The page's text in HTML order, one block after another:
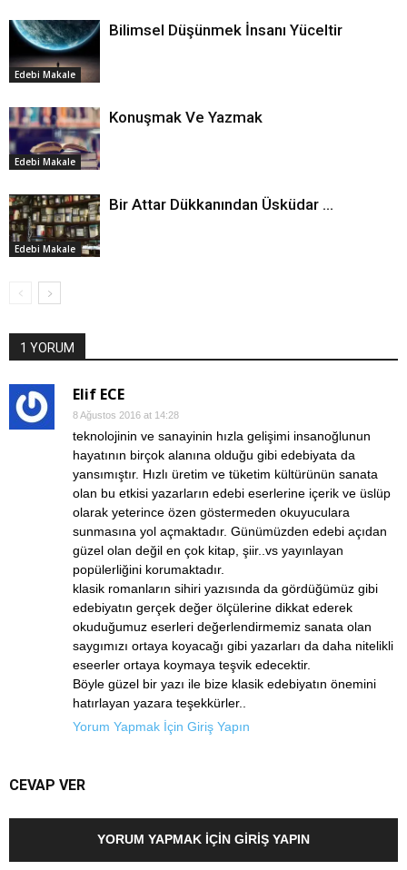
Edebi Makale
Bilimsel Düşünmek İnsanı Yüceltir
Edebi Makale
Konuşmak Ve Yazmak
Edebi Makale
Bir Attar Dükkanından Üsküdar ...
1 YORUM
Elif ECE
8 Ağustos 2016 at 14:28
teknolojinin ve sanayinin hızla gelişimi insanoğlunun
hayatının birçok alanına olduğu gibi edebiyata da
yansımıştır. Hızlı üretim ve tüketim kültürünün sanata
olan bu etkisi yazarların edebi eserlerine içerik ve üslüp
olarak yeterince özen göstermeden okuyuculara
sunmasına yol açmaktadır. Günümüzden edebi açıdan
güzel olan değil en çok kitap, şiir..vs yayınlayan
popülerliğini korumaktadır.
klasik romanların sihiri yazısında da gördüğümüz gibi
edebiyatın gerçek değer ölçülerine dikkat ederek
okuduğumuz eserleri değerlendirmemiz sanata olan
saygımızı ortaya koyacağı gibi yazarları da daha nitelikli
eseerler ortaya koymaya teşvik edecektir.
Böyle güzel bir yazı ile bize klasik edebiyatın önemini
hatırlayan yazara teşekkürler..
Yorum Yapmak İçin Giriş Yapın
CEVAP VER
YORUM YAPMAK İÇIN GIRIŞ YAPIN